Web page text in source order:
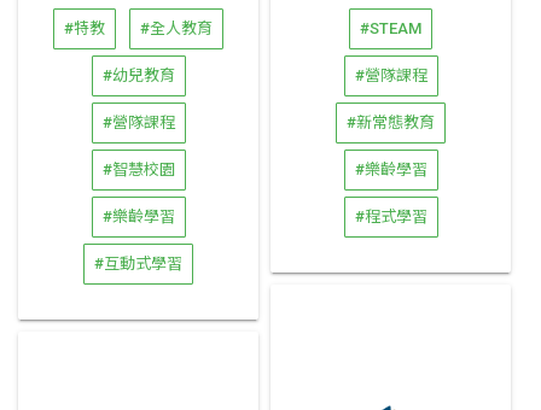
#特教 #全人教育
#幼兒教育
#營隊課程
#智慧校園
#樂齡學習
#互動式學習
#STEAM
#營隊課程
#新常態教育
#樂齡學習
#程式學習